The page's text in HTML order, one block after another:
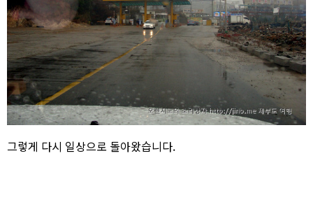
그렇게 다시 일상으로 돌아왔습니다.